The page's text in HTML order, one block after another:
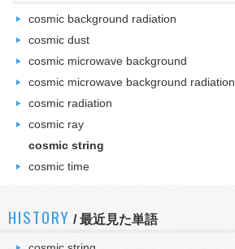
cosmic background radiation
cosmic dust
cosmic microwave background
cosmic microwave background radiation
cosmic radiation
cosmic ray
cosmic string
cosmic time
HISTORY /最近見た単語